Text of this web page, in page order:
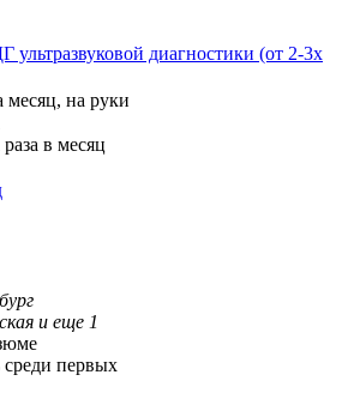
диагностики (от 2-3х
месяц, на руки
в месяц
и еще 1
первых